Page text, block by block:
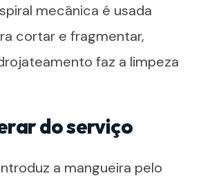
mecânica é usada
cortar e fragmentar,
faz a limpeza
do serviço
a mangueira pelo